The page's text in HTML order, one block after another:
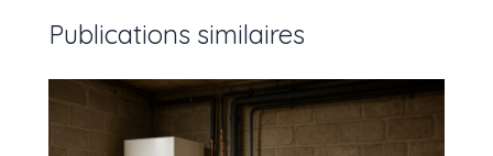
Publications similaires